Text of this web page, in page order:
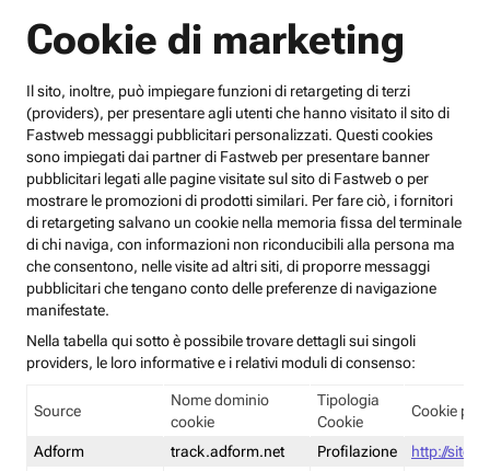
Cookie di marketing
Il sito, inoltre, può impiegare funzioni di retargeting di terzi
(providers), per presentare agli utenti che hanno visitato il sito di
Fastweb messaggi pubblicitari personalizzati. Questi cookies
sono impiegati dai partner di Fastweb per presentare banner
pubblicitari legati alle pagine visitate sul sito di Fastweb o per
mostrare le promozioni di prodotti similari. Per fare ciò, i fornitori
di retargeting salvano un cookie nella memoria fissa del terminale
di chi naviga, con informazioni non riconducibili alla persona ma
che consentono, nelle visite ad altri siti, di proporre messaggi
pubblicitari che tengano conto delle preferenze di navigazione
manifestate.
Nella tabella qui sotto è possibile trovare dettagli sui singoli
providers, le loro informative e i relativi moduli di consenso:
Source
Nome dominio
cookie
Tipologia
Cookie
Cookie
Adform track.adform.net Profilazione http://